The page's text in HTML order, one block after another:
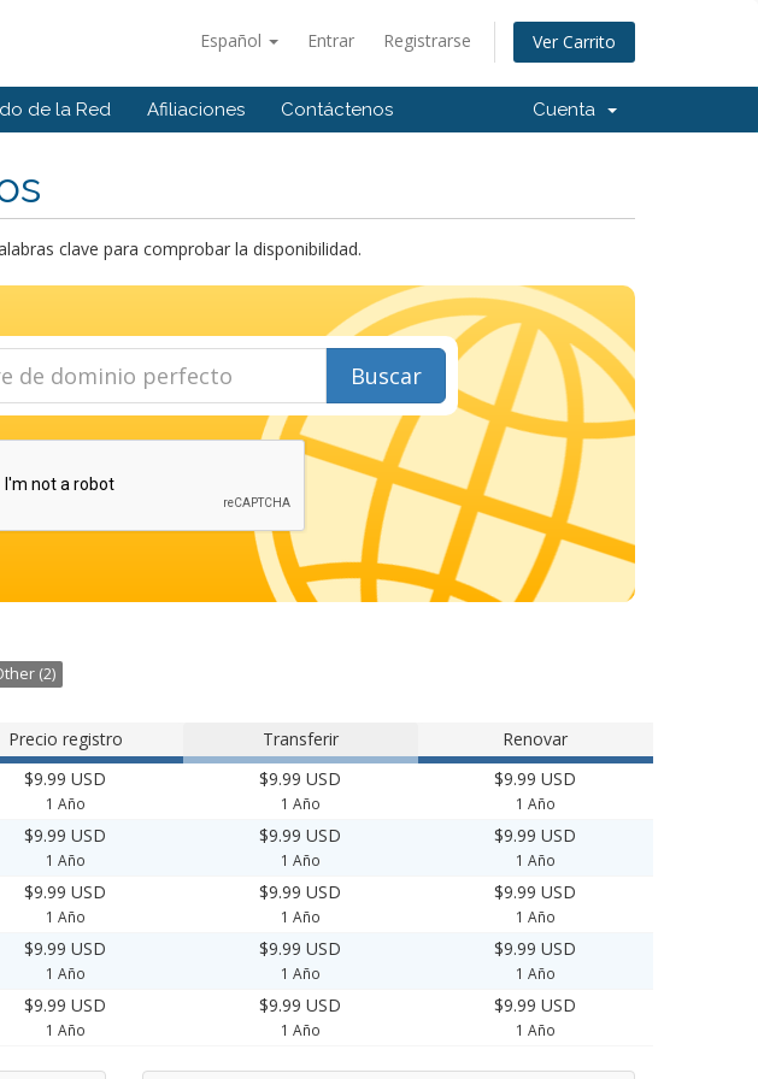
Español Entrar Registrarse Ver Carrito
de la Red Afiliaciones Contáctenos Cuenta
clave para comprobar la disponibilidad.
Buscar
(2)
Precio registro Transferir Renovar
$9.99 USD
1 Año
$9.99 USD
1 Año
$9.99 USD
1 Año
$9.99 USD
1 Año
$9.99 USD
1 Año
$9.99 USD
1 Año
$9.99 USD
1 Año
$9.99 USD
1 Año
$9.99 USD
1 Año
$9.99 USD
1 Año
$9.99 USD
1 Año
$9.99 USD
1 Año
$9.99 USD
1 Año
$9.99 USD
1 Año
$9.99 USD
1 Año